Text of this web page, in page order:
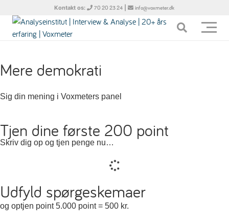
Kontakt os: 70 20 23 24 | info@voxmeter.dk
Mere demokrati
Sig din mening i Voxmeters panel
Tjen dine første 200 point
Skriv dig op og tjen penge nu…
Udfyld spørgeskemaer
og optjen point 5.000 point = 500 kr.